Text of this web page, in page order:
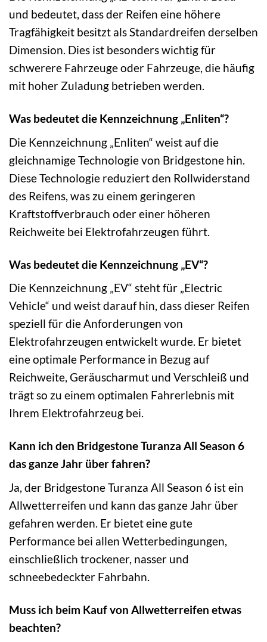
und bedeutet, dass der Reifen eine höhere
Tragfähigkeit besitzt als Standardreifen derselben
Dimension. Dies ist besonders wichtig für
schwerere Fahrzeuge oder Fahrzeuge, die häufig
mit hoher Zuladung betrieben werden.
Was bedeutet die Kennzeichnung „Enliten“?
Die Kennzeichnung „Enliten“ weist auf die
gleichnamige Technologie von Bridgestone hin.
Diese Technologie reduziert den Rollwiderstand
des Reifens, was zu einem geringeren
Kraftstoffverbrauch oder einer höheren
Reichweite bei Elektrofahrzeugen führt.
Was bedeutet die Kennzeichnung „EV“?
Die Kennzeichnung „EV“ steht für „Electric
Vehicle“ und weist darauf hin, dass dieser Reifen
speziell für die Anforderungen von
Elektrofahrzeugen entwickelt wurde. Er bietet
eine optimale Performance in Bezug auf
Reichweite, Geräuscharmut und Verschleiß und
trägt so zu einem optimalen Fahrerlebnis mit
Ihrem Elektrofahrzeug bei.
Kann ich den Bridgestone Turanza All Season 6
das ganze Jahr über fahren?
Ja, der Bridgestone Turanza All Season 6 ist ein
Allwetterreifen und kann das ganze Jahr über
gefahren werden. Er bietet eine gute
Performance bei allen Wetterbedingungen,
einschließlich trockener, nasser und
schneebedeckter Fahrbahn.
Muss ich beim Kauf von Allwetterreifen etwas
beachten?